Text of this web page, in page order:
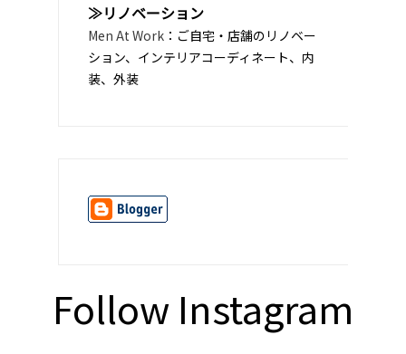
≫リノベーション
Men At Work ：ご自宅・店舗のリノベー
ション、インテリアコーディネート、内
装、外装
Follow Instagram